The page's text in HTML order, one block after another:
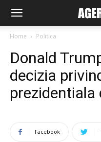
Home Politica
Donald
decizia
prezidentiala
Facebook